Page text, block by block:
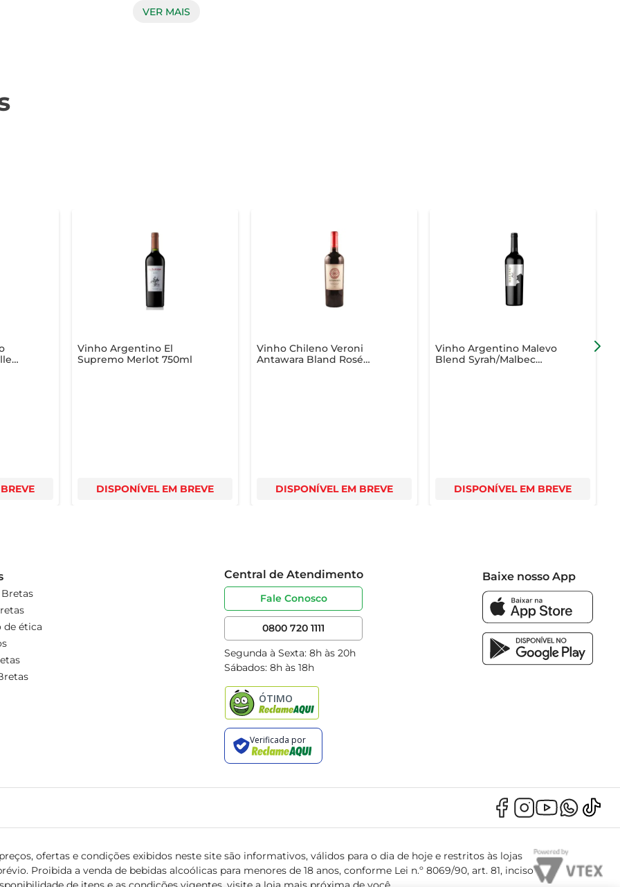
versátil e combina perfeitamente com uma variedade de pratos. É uma excelente escolha para acompanhar carnes
VER MAIS
Vinho Argentino El
Supremo Merlot 750ml
DISPONÍVEL EM BREVE
Vinho Chileno Veroni
Antawara Bland Rosé
DISPONÍVEL EM BREVE
Vinho Argentino Malevo
Blend Syrah/Malbec
DISPONÍVEL EM BREVE
de ética
Central de Atendimento
Fale Conosco
0800 720 1111
Segunda à Sexta: 8h às 20h
Sábados: 8h às 18h
Baixe nosso App
ofertas e condições exibidos neste site são informativos, válidos para o dia de hoje e restritos às lojas
Proibida a venda de bebidas alcoólicas para menores de 18 anos, conforme Lei n.º 8069/90, art. 81, inciso